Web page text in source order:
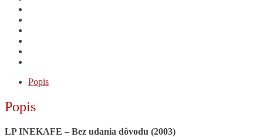
Popis
Popis
LP INEKAFE – Bez udania dôvodu (2003)